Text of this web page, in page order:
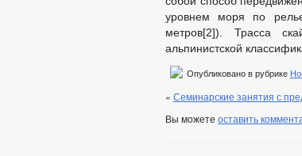
уровнем моря по
метров[2]). Трасса
альпинистской
Опубликовано в рубрике
« Семинарские занятия с
Вы можете оставить